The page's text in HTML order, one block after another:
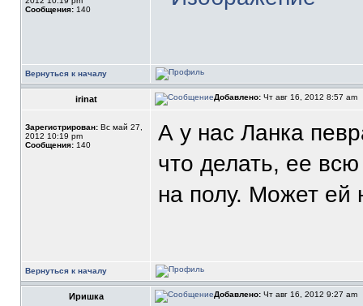
Сообщения: 140
Вернуться к началу
irinat Добавлено: Чт авг 16, 2012 8:57 am
Зарегистрирован: Вс май 27,
2012 10:19 pm
Сообщения: 140
А у нас Ланка
что делать, ее всю
на полу. Может ей
Вернуться к началу
Иришка Добавлено: Чт авг 16, 2012 9:27 am